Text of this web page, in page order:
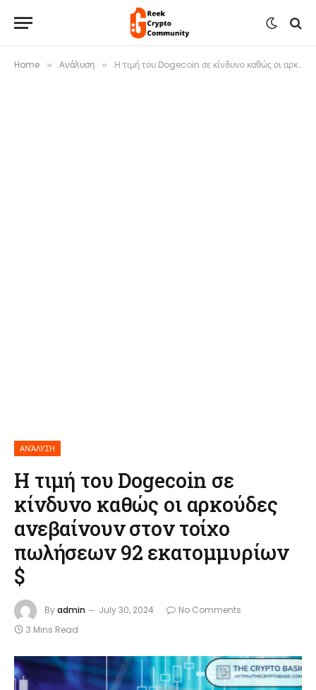
Home » Ανάλυση » Η τιμή του Dogecoin σε κίνδυνο καθώς οι αρκούδες ανεβαίνουν στον τοίχο πωλήσεων 92 εκατομμυρίων $
ΑΝΆΛΥΣΗ
Η τιμή του Dogecoin σε
κίνδυνο καθώς οι αρκούδες
ανεβαίνουν στον τοίχο
πωλήσεων 92 εκατομμυρίων
$
Byadmin July 30, 2024
No Comments
3 Mins Read